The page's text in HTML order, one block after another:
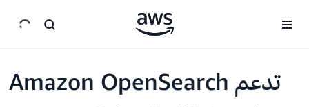
تدعم Amazon OpenSearch